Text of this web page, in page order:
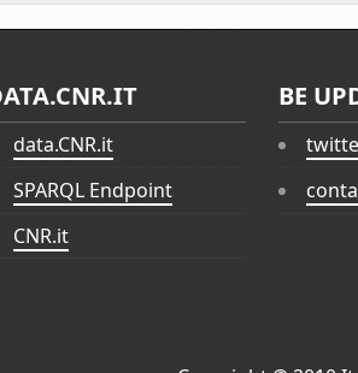
data.CNR.it
SPARQL Endpoint
CNR.it
BE